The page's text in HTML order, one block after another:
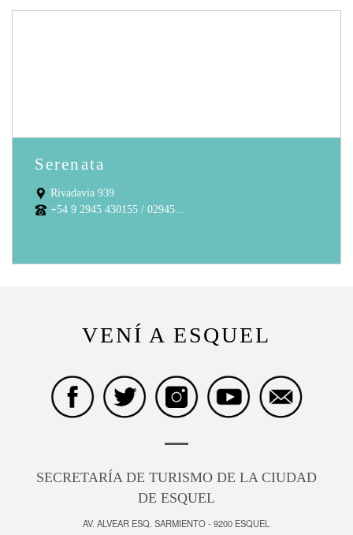
Serenata
Rivadavia 939
+54 9 2945 430155 / 02945...
VENÍ A ESQUEL
SECRETARÍA DE TURISMO DE LA CIUDAD
DE ESQUEL
AV. ALVEAR ESQ. SARMIENTO - 9200 ESQUEL